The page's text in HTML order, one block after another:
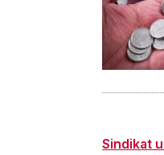
Sindikat